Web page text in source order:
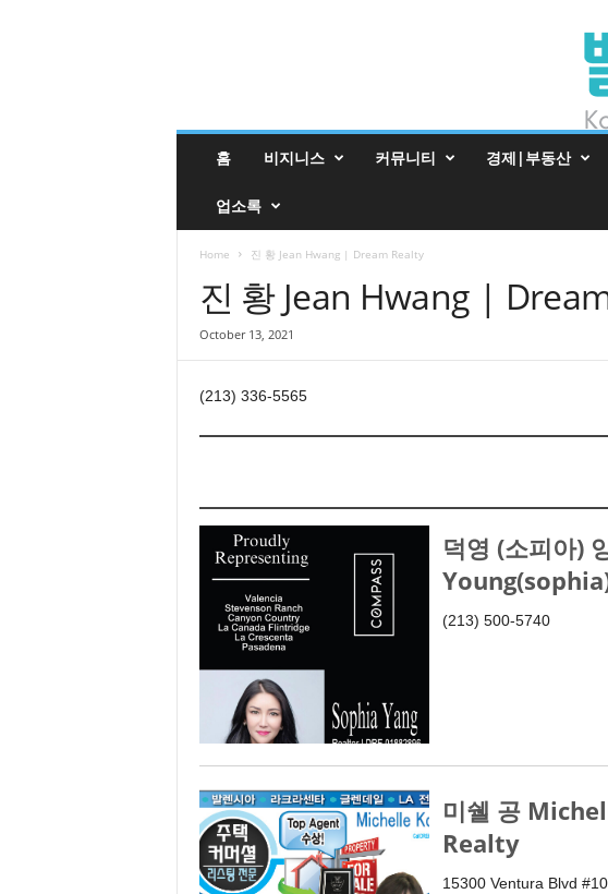
진
홈 비지니스 커뮤니티 경제|부동산
업소록
Home 진 황 Jean Hwang | Dream Realty
진 황 Jean Hwang |
October 13, 2021
(213) 336-5565
덕영 (소피아)
(213) 500-5740
미쉘 공
Realty
15300 Ventura Blvd